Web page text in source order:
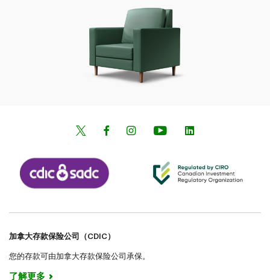
加拿大存款保险公司（CDIC）
您的存款可由加拿大存款保险公司承保。
了解更多